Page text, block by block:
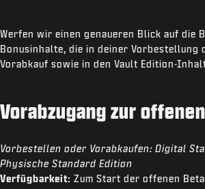
Werfen wir einen genaueren Blick auf die
Bonusinhalte, die in deiner Vorbestellung
Vorabkauf sowie in den Vault Edition-
Vorabzugang zur
Vorbestellen oder Vorabkaufen: Digital
Physische Standard Edition
Verfügbarkeit: Zum Start der offenen